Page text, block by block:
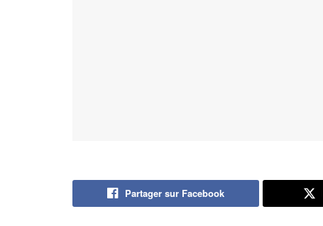
Partager sur Facebook